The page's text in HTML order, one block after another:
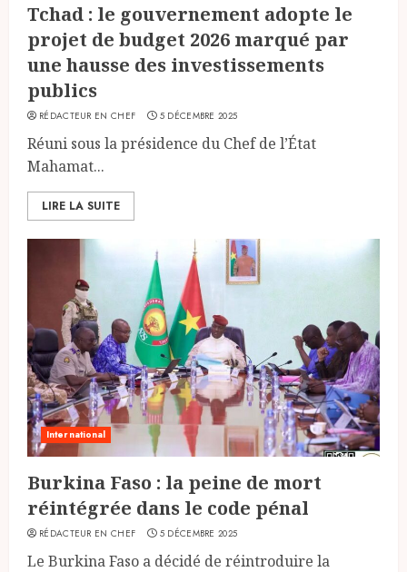
Tchad : le gouvernement adopte le
projet de budget 2026 marqué par
une hausse des investissements
publics
RÉDACTEUR EN CHEF 5 DÉCEMBRE 2025
Réuni sous la présidence du Chef de l’État
Mahamat...
LIRE LA SUITE
International
Burkina Faso : la peine de mort
réintégrée dans le code pénal
RÉDACTEUR EN CHEF 5 DÉCEMBRE 2025
Le Burkina Faso a décidé de réintroduire la